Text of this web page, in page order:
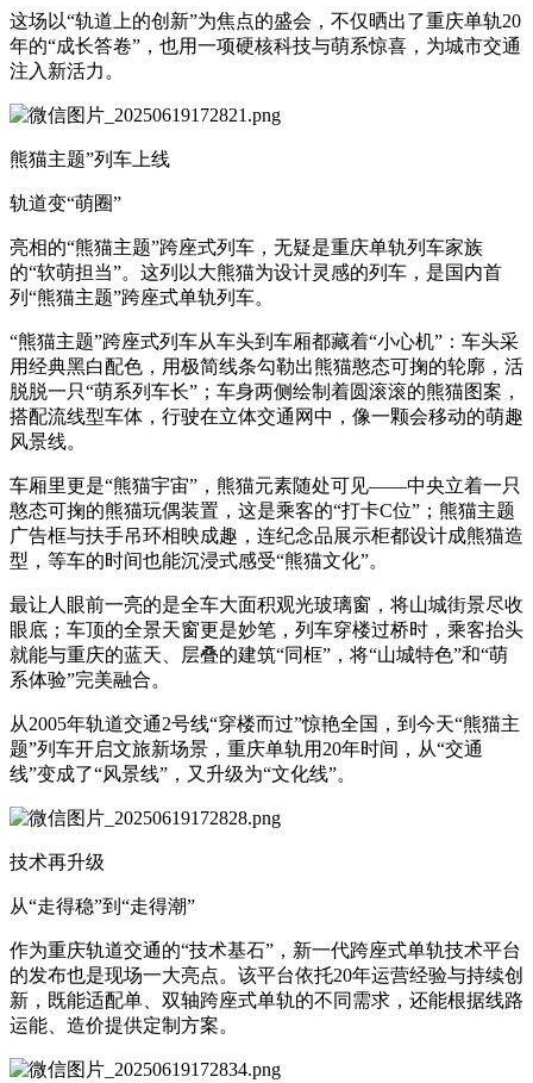
这场以“轨道上的创新”为焦点的盛会，不仅晒出了重庆单轨20
年的“成长答卷”，也用一项硬核科技与萌系惊喜，为城市交通
注入新活力。
熊猫主题”列车上线
轨道变“萌圈”
亮相的“熊猫主题”跨座式列车，无疑是重庆单轨列车家族
的“软萌担当”。这列以大熊猫为设计灵感的列车，是国内首
列“熊猫主题”跨座式单轨列车。
“熊猫主题”跨座式列车从车头到车厢都藏着“小心机”：车头采
用经典黑白配色，用极简线条勾勒出熊猫憨态可掬的轮廓，活
脱脱一只“萌系列车长”；车身两侧绘制着圆滚滚的熊猫图案，
搭配流线型车体，行驶在立体交通网中，像一颗会移动的萌趣
风景线。
车厢里更是“熊猫宇宙”，熊猫元素随处可见——中央立着一只
憨态可掬的熊猫玩偶装置，这是乘客的“打卡C位”；熊猫主题
广告框与扶手吊环相映成趣，连纪念品展示柜都设计成熊猫造
型，等车的时间也能沉浸式感受“熊猫文化”。
最让人眼前一亮的是全车大面积观光玻璃窗，将山城街景尽收
眼底；车顶的全景天窗更是妙笔，列车穿楼过桥时，乘客抬头
就能与重庆的蓝天、层叠的建筑“同框”，将“山城特色”和“萌
系体验”完美融合。
从2005年轨道交通2号线“穿楼而过”惊艳全国，到今天“熊猫主
题”列车开启文旅新场景，重庆单轨用20年时间，从“交通
线”变成了“风景线”，又升级为“文化线”。
技术再升级
从“走得稳”到“走得潮”
作为重庆轨道交通的“技术基石”，新一代跨座式单轨技术平台
的发布也是现场一大亮点。该平台依托20年运营经验与持续创
新，既能适配单、 双轴跨座式单轨的不同需求，还能根据线路
运能、造价提供定制方案。